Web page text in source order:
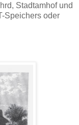
Stadtamhof und
Speichers oder